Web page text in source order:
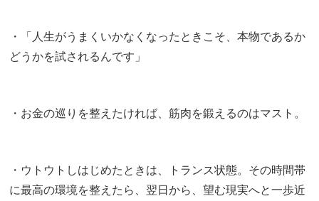
・「人生がうまくいかなくなったときこそ、本物であるか
どうかを試されるんです」
・お金の巡りを整えたければ、筋肉を鍛えるのはマスト。
・ウトウトしはじめたときは、トランス状態。その時間帯
に最高の環境を整えたら、翌日から、望む現実へと一歩近